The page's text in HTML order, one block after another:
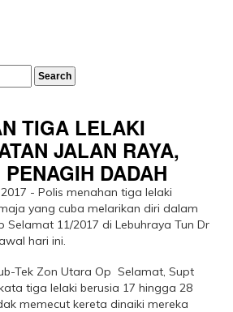
TIGA LELAKI
JALAN RAYA,
PENAGIH DADAH
- Polis menahan tiga lelaki
yang cuba melarikan diri dalam
Selamat 11/2017 di Lebuhraya Tun Dr
hari ini.
Tek Zon Utara Op Selamat, Supt
tiga lelaki berusia 17 hingga 28
memecut kereta dinaiki mereka